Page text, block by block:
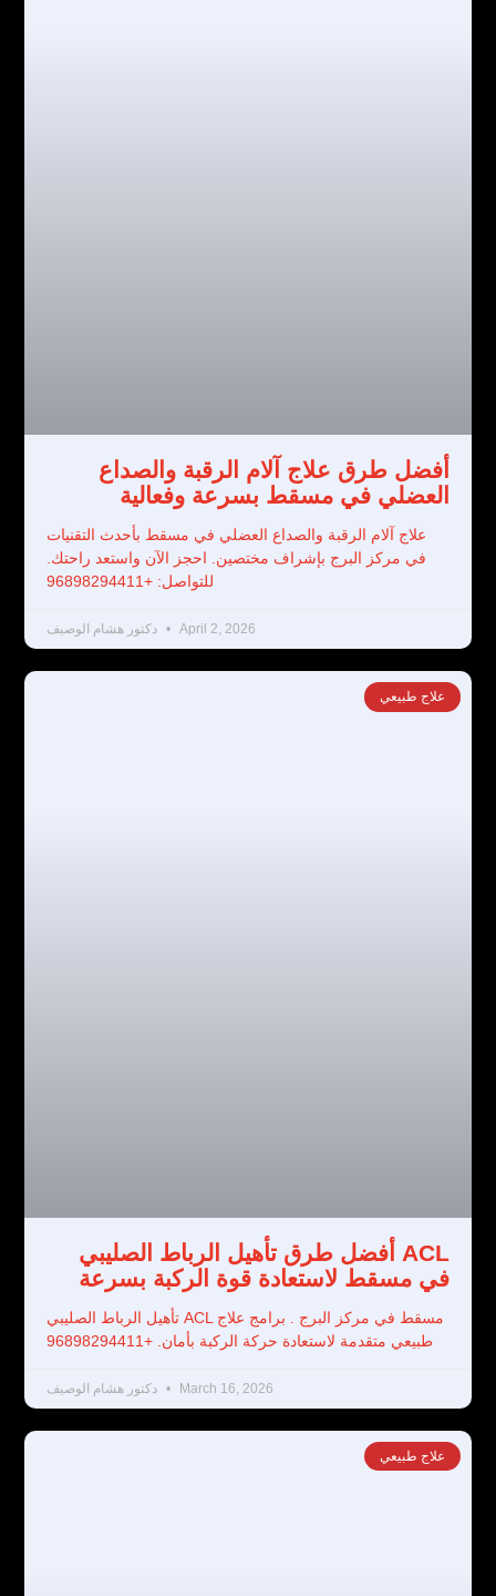
أفضل طرق علاج آلام الرقبة والصداع
العضلي في مسقط بسرعة وفعالية
علاج آلام الرقبة والصداع العضلي في مسقط بأحدث التقنيات
في مركز البرج بإشراف مختصين. احجز الآن واستعد راحتك.
للتواصل: +96898294411
دكتور هشام الوصيف April 2, 2026
علاج طبيعي
أفضل طرق تأهيل الرباط الصليبي ACL
في مسقط لاستعادة قوة الركبة بسرعة
تأهيل الرباط الصليبي ACL مسقط في مركز البرج . برامج علاج
طبيعي متقدمة لاستعادة حركة الركبة بأمان. +96898294411
دكتور هشام الوصيف March 16, 2026
علاج طبيعي